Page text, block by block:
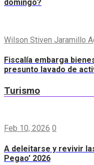
domingo?
Wilson Stiven Jaramillo
Fiscalía embarga
presunto lavado de
Turismo
Feb 10, 2026 0
A deleitarse y revivir
Pegao’ 2026